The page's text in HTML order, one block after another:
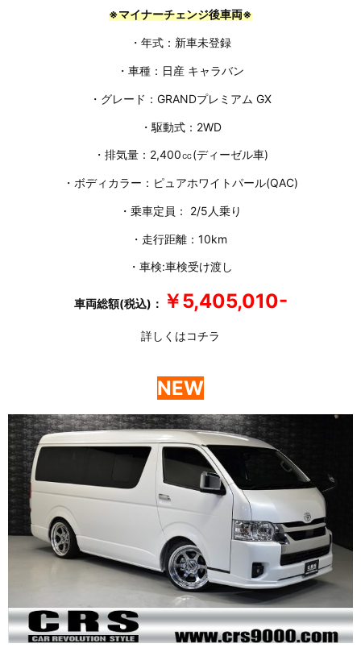
※マイナーチェンジ後車両※
・年式：新車未登録
・車種：日産 キャラバン
・グレード：GRANDプレミアム GX
・駆動式：2WD
・排気量：2,400㏄(ディーゼル車)
・ボディカラー：ピュアホワイトパール(QAC)
・乗車定員： 2/5人乗り
・走行距離：10km
・車検:車検受け渡し
車両総額(税込)： ￥5,405,010-
詳しくはコチラ
NEW